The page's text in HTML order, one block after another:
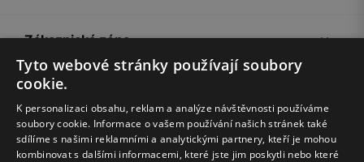
Zákaznická zóna
Společnost Wojas
Rady
Tyto webové stránky používají soubory
cookie.
K personalizaci obsahu, reklam a analýze návštěvnosti používáme
soubory cookie. Informace o vašem používání našich stránek také
sdílíme s našimi reklamními a analytickými partnery, kteří je mohou
kombinovat s dalšími informacemi, které jste jim poskytli nebo které